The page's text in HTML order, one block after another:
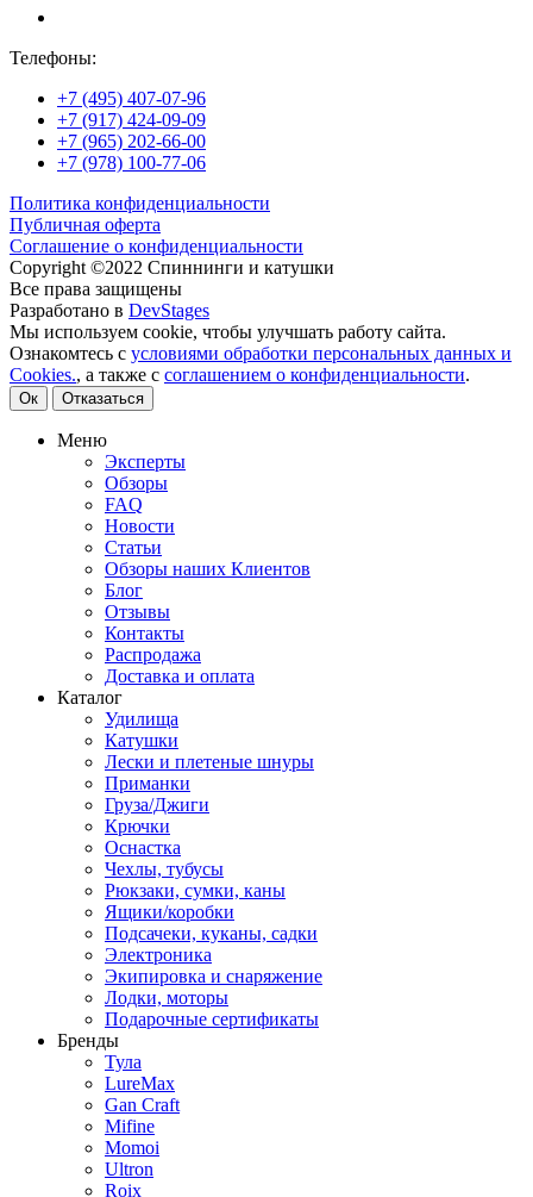
Телефоны:
+7 (495) 407-07-96
+7 (917) 424-09-09
+7 (965) 202-66-00
+7 (978) 100-77-06
Политика конфиденциальности
Публичная оферта
Соглашение о конфиденциальности
Copyright ©2022 Спиннинги и катушки
Все права защищены
Разработано в DevStages
Мы используем cookie, чтобы улучшать работу сайта.
Ознакомтесь с условиями обработки персональных данных и
Cookies., а также с соглашением о конфиденциальности.
Ок Отказаться
Меню
Эксперты
Обзоры
FAQ
Новости
Статьи
Обзоры наших Клиентов
Блог
Отзывы
Контакты
Распродажа
Доставка и оплата
Каталог
Удилища
Катушки
Лески и плетеные шнуры
Приманки
Груза/Джиги
Крючки
Оснастка
Чехлы, тубусы
Рюкзаки, сумки, каны
Ящики/коробки
Подсачеки, куканы, садки
Электроника
Экипировка и снаряжение
Лодки, моторы
Подарочные сертификаты
Бренды
Тула
LureMax
Gan Craft
Mifine
Momoi
Ultron
Roix